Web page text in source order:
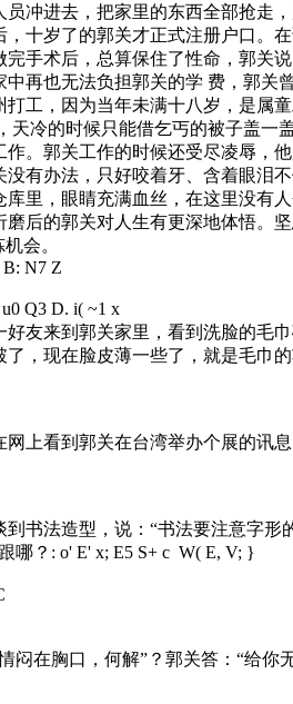
员冲进去，把家里的东西全部抢走
，十岁了的郭关才正式注册户口。
完手术后，总算保住了性命，郭关
中再也无法负担郭关的学 费，郭
打工，因为当年未满十八岁，是属
天冷的时候只能借乞丐的被子盖
作。郭关工作的时候还受尽凌辱，
没有办法，只好咬着牙、含着眼泪
里，眼睛充满血丝，在这里没有
磨后的郭关对人生有更深地体悟。
会。
N7 Z
Q3 D. i( ~1 x
友来到郭关家里，看到洗脸的毛
了，现在脸皮薄一些了，就是毛巾
网上看到郭关在台湾举办个展的讯
书法造型，说：“书法要注意字
哪？ : o' E' x; E5 S+ c W( E, V; }
闷在胸口，何解”？郭关答：“给你